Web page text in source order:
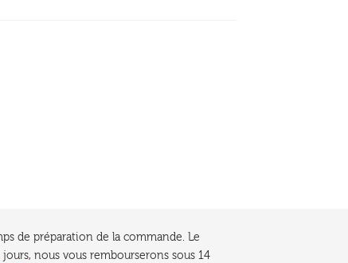
de préparation de la commande. Le
nous vous rembourserons sous 14